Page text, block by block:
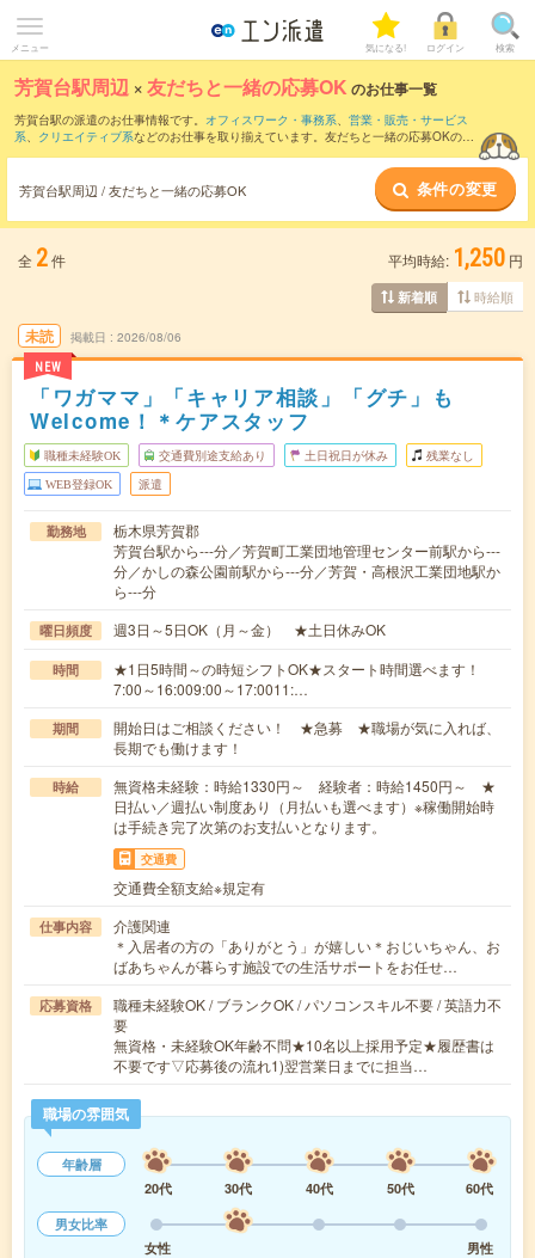
メニュー 気になる! ログイン 検索
芳賀台駅周辺 ×友だちと一緒の応募OK のお仕事一覧
芳賀台駅の派遣のお仕事情報です。 オフィスワーク・事務系、 営業・販売・サービス
系、 クリエイティブ系などのお仕事を取り揃えています。友だちと一緒の応募OKの条
芳賀台駅周辺 / 友だちと一緒の応募OK 条件の変更
全 2件 平均時給: 1,250 円
新着順 時給順
未読
NEW
掲載日 2026/08/06
「ワガママ」「キャリア相談」「グチ」も
Welcome！＊ケアスタッフ
職種未経験OK 交通費別途支給あり 土日祝日が休み 残業なし
WEB登録OK 派遣
勤務地
栃木県芳賀郡
芳賀台駅から---分／芳賀町工業団地管理センター前駅から---
分／かしの森公園前駅から---分／芳賀・高根沢工業団地駅か
ら---分
曜日頻度 週3日～5日OK（月～金） ★土日休みOK
時間
★1日5時間～の時短シフトOK★スタート時間選べます！
7:00～16:009:00～17:0011:…
期間
開始日はご相談ください！ ★急募 ★職場が気に入れば、
長期でも働けます！
時給
無資格未経験：時給1330円～ 経験者：時給1450円～ ★
日払い／週払い制度あり（月払いも選べます）※稼働開始時
は手続き完了次第のお支払いとなります。
交通費
交通費全額支給※規定有
仕事内容
介護関連
＊入居者の方の「ありがとう」が嬉しい＊おじいちゃん、お
ばあちゃんが暮らす施設での生活サポートをお任せ…
応募資格
職種未経験OK / ブランクOK / パソコンスキル不要 / 英語力不
要
無資格・未経験OK年齢不問★10名以上採用予定★履歴書は
不要です▽応募後の流れ1)翌営業日までに担当…
職場の雰囲気
年齢層
20代
30代 40代 50代
60代
男女比率
女性
男性